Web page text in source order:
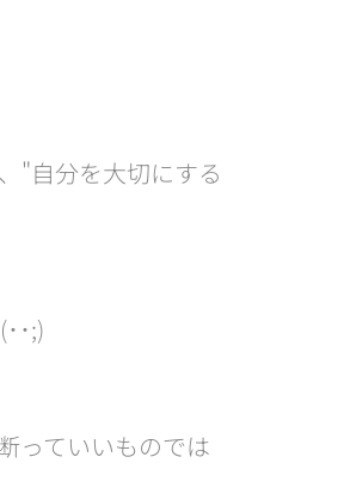
"自分を大切にする
･;)
っていいものでは